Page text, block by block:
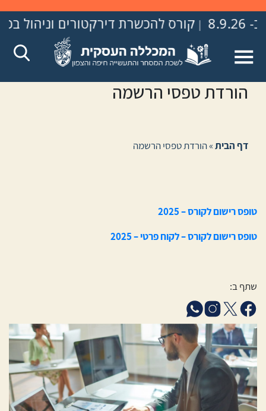
קורס להכשרת דירקטורים וניהול בכיר – פתיחה ב-
הורדת טפסי הרשמה
דף הבית»הורדת טפסי הרשמה
טופס רישום לקורס – 2025
טופס רישום לקורס – לקוח פרטי – 2025
שתף ב: